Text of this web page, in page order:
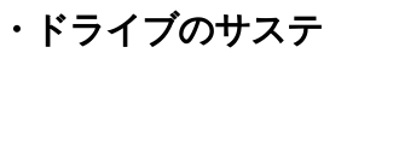
ドライブのサステ